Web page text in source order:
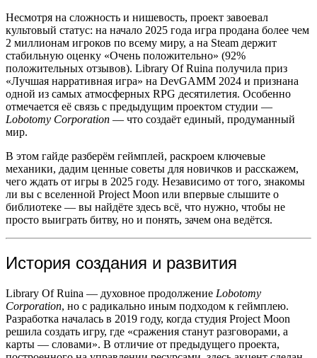
Несмотря на сложность и нишевость, проект завоевал
культовый статус: на начало 2025 года игра продана более чем
2 миллионам игроков по всему миру, а на Steam держит
стабильную оценку «Очень положительно» (92%
положительных отзывов). Library Of Ruina получила приз
«Лучшая нарративная игра» на DevGAMM 2024 и признана
одной из самых атмосферных RPG десятилетия. Особенно
отмечается её связь с предыдущим проектом студии —
Lobotomy Corporation — что создаёт единый, продуманный
мир.
В этом гайде разберём геймплей, раскроем ключевые
механики, дадим ценные советы для новичков и расскажем,
чего ждать от игры в 2025 году. Независимо от того, знакомы
ли вы с вселенной Project Moon или впервые слышите о
библиотеке — вы найдёте здесь всё, что нужно, чтобы не
просто выиграть битву, но и понять, зачем она ведётся.
История создания и развития
Library Of Ruina — духовное продолжение Lobotomy
Corporation, но с радикально иным подходом к геймплею.
Разработка началась в 2019 году, когда студия Project Moon
решила создать игру, где «сражения станут разговорами, а
карты — словами». В отличие от предыдущего проекта,